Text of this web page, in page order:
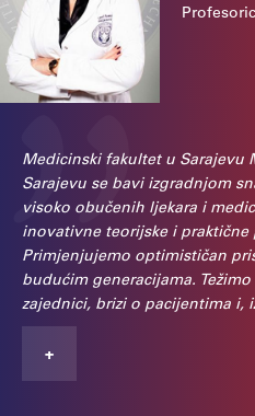
"
Medicinski fakultet u Sarajevu
Sarajevu se bavi izgradnjom
visoko obučenih ljekara i
inovativne teorijske i praktične
Primjenjujemo optimističan
budućim generacijama.
zajednici, brizi o pacijentima i,
+